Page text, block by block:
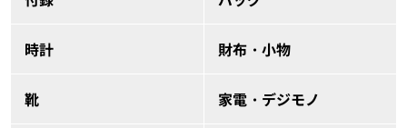
時計 財布・小物
靴 家電・デジモノ